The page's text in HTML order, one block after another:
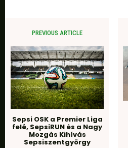
PREVIOUS ARTICLE
Sepsi OSK a Premier Liga
felé, SepsiRUN és a Nagy
Mozgás Kihívás
Sepsiszentgyörgy